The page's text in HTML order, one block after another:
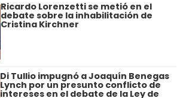
Ricardo Lorenzetti se metió en el
debate sobre la inhabilitación de
Cristina Kirchner
Di Tullio impugnó a Joaquín Benegas
Lynch por un presunto conflicto de
intereses en el debate de la Ley de